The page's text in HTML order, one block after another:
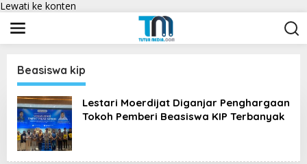
Lewati ke konten
Beasiswa kip
Lestari Moerdijat Diganjar Penghargaan
Tokoh Pemberi Beasiswa KIP Terbanyak